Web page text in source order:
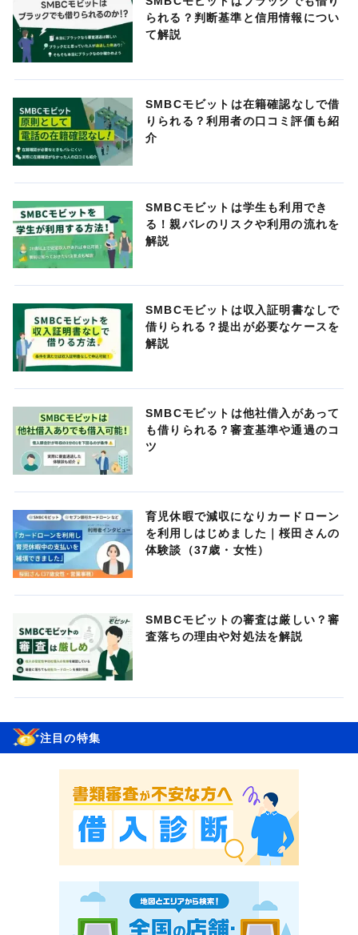
られる？判断基準と信用情報につい
て解説
SMBCモビットは在籍確認なしで借
りられる？利用者の口コミ評価も紹
介
SMBCモビットは学生も利用でき
る！親バレのリスクや利用の流れを
解説
SMBCモビットは収入証明書なしで
借りられる？提出が必要なケースを
解説
SMBCモビットは他社借入があって
も借りられる？審査基準や通過のコ
ツ
育児休暇で減収になりカードローン
を利用しはじめました｜桜田さんの
体験談（37歳・女性）
SMBCモビットの審査は厳しい？審
査落ちの理由や対処法を解説
注目の特集